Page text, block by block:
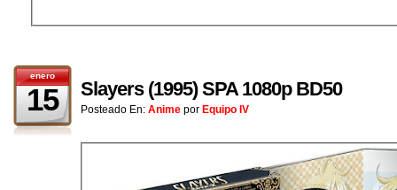
enero
15 Slayers (1995) SPA 1080p BD50
Posteado En: Anime por Equipo IV